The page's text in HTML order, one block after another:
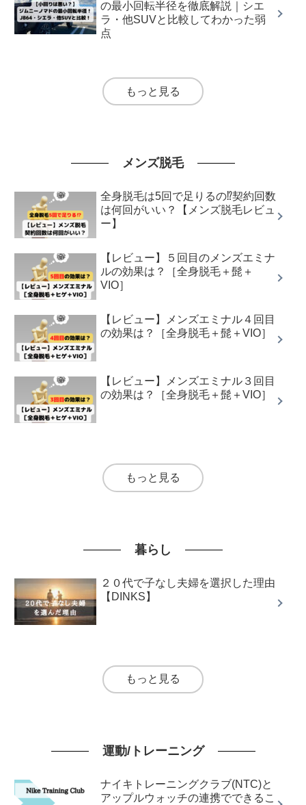
の最小回転半径を徹底解説｜シエ
ラ・他SUVと比較してわかった弱
点
もっと見る
メンズ脱毛
全身脱毛は5回で足りるの⁉︎契約回数
は何回がいい？【メンズ脱毛レビュ
ー】
【レビュー】５回目のメンズエミナ
ルの効果は？［全身脱毛＋髭＋
VIO］
【レビュー】メンズエミナル４回目
の効果は？［全身脱毛＋髭＋VIO］
【レビュー】メンズエミナル３回目
の効果は？［全身脱毛＋髭＋VIO］
もっと見る
暮らし
２０代で子なし夫婦を選択した理由
【DINKS】
もっと見る
運動/トレーニング
ナイキトレーニングクラブ(NTC)と
アップルウォッチの連携でできるこ